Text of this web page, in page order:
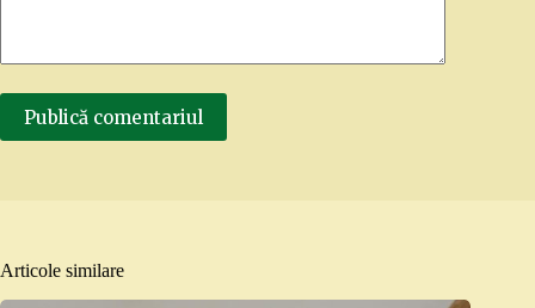
Publică comentariul
Articole similare